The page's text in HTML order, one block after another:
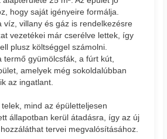
hogy saját igényeire formálja.
víz, villany és gáz is rendelkezésre
vezetékei már cserélve lettek, így
plusz költséggel számolni.
termő gyümölcsfák, a fúrt kút,
amelyek még sokoldalúbban
az ingatlant.
mind az épületteljesen
állapotban kerül átadásra, így az új
tervei megvalósításához.